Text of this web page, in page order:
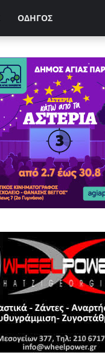
ΟΔΗΓΟΣ